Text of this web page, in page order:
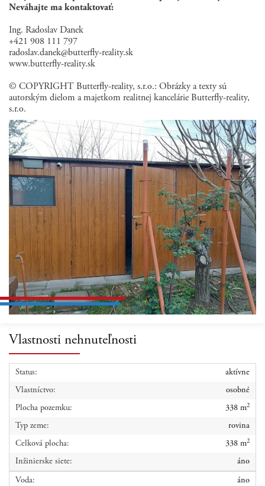
Neváhajte ma kontaktovať:
Ing. Radoslav Danek
+421 908 111 797
radoslav.danek@butterfly-reality.sk
www.butterfly-reality.sk
© COPYRIGHT Butterfly-reality, s.r.o.: Obrázky a texty sú
autorským dielom a majetkom realitnej kancelárie Butterfly-reality,
s.r.o.
Vlastnosti nehnuteľnosti
Status: aktívne
Vlastníctvo: osobné
Plocha pozemku: 338 m2
Typ zeme: rovina
Celková plocha: 338 m2
Inžinierske siete: áno
Voda: áno